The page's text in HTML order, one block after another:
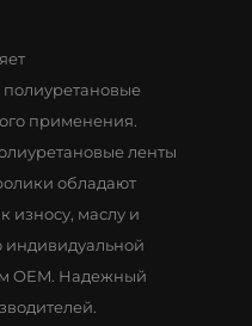
применения.
ленты
обладают
износу, маслу и
индивидуальной
OEM. Надежный